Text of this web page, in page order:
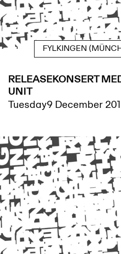
FYLKINGEN
RELEASEKONSERT
UNIT
Tuesday9 December